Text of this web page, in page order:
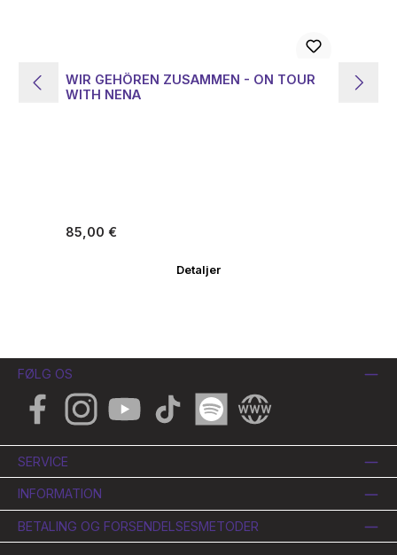
WIR GEHÖREN ZUSAMMEN - ON TOUR
WITH NENA
Almindelig pris:
85,00 €
Detaljer
FØLG OS
FacebookInstagramYouTube TikTok Spotify Website
SERVICE
INFORMATION
BETALING OG FORSENDELSESMETODER